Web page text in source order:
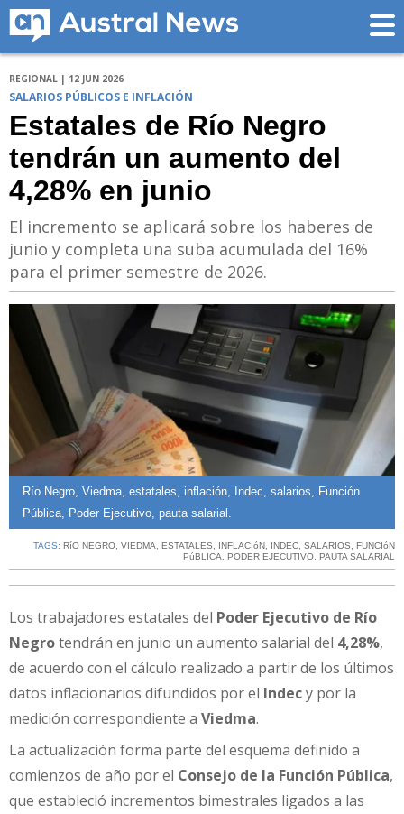
REGIONAL | 12 JUN 2026
SALARIOS PÚBLICOS E INFLACIÓN
Estatales de Río Negro
tendrán un aumento del
4,28% en junio
El incremento se aplicará sobre los haberes de
junio y completa una suba acumulada del 16%
para el primer semestre de 2026.
Río Negro, Viedma, estatales, inflación, Indec, salarios, Función
Pública, Poder Ejecutivo, pauta salarial.
TAGS: RíO NEGRO, VIEDMA, ESTATALES, INFLACIóN, INDEC, SALARIOS, FUNCIóN
PúBLICA, PODER EJECUTIVO, PAUTA SALARIAL
Los trabajadores estatales del Poder Ejecutivo de Río
Negrotendrán en junio un aumento salarial del 4,28%,
de acuerdo con el cálculo realizado a partir de los últimos
datos inflacionarios difundidos por el Indecy por la
medición correspondiente a Viedma.
La actualización forma parte del esquema definido a
comienzos de año por el Consejo de la Función Pública,
que estableció incrementos bimestrales ligados a las